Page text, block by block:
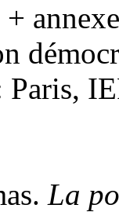
Paris,
La